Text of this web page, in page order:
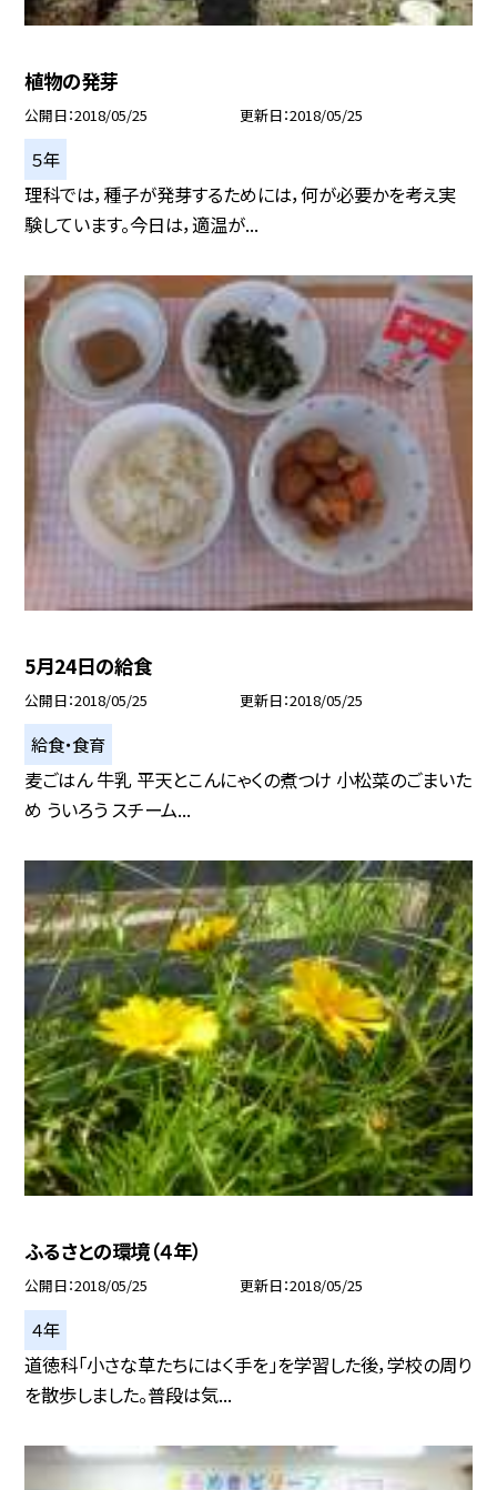
植物の発芽
公開日 2018/05/25 更新日 2018/05/25
５年
理科では，種子が発芽するためには，何が必要かを考え実
験しています。今日は，適温が...
5月24日の給食
公開日 2018/05/25 更新日 2018/05/25
給食・食育
麦ごはん 牛乳 平天とこんにゃくの煮つけ 小松菜のごまいた
め ういろう スチーム...
ふるさとの環境（４年）
公開日 2018/05/25 更新日 2018/05/25
４年
道徳科「小さな草たちにはく手を」を学習した後，学校の周り
を散歩しました。普段は気...